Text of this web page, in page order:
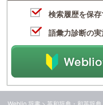
検索履歴を保存
語彙力診断の実
Weblio 辞書 > 英和辞典・和英辞典